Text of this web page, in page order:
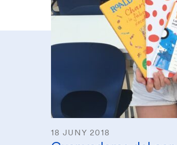
18 JUNY 2018